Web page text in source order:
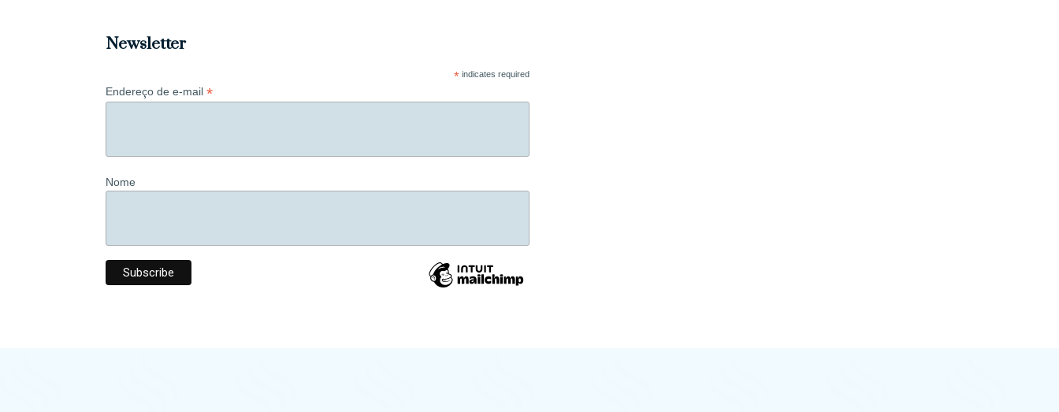
Newsletter
*indicates required
Endereço de e-mail *
Nome